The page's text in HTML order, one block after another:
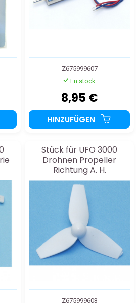
Z675999607
En stock
8,95 €
HINZUFÜGEN
Stück für UFO 3000
Drohnen Propeller
Richtung A. H.
Z675999603